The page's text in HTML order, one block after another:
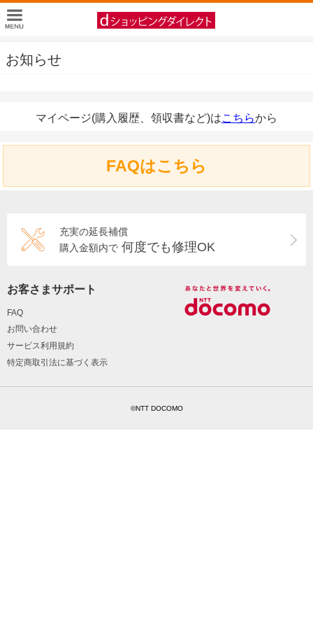
お知らせ
マイページ(購入履歴、領収書など)はこちらから
FAQはこちら
充実の延長補償
購入金額内で 何度でも修理OK
お客さまサポート
FAQ
お問い合わせ
サービス利用規約
特定商取引法に基づく表示
©NTT DOCOMO